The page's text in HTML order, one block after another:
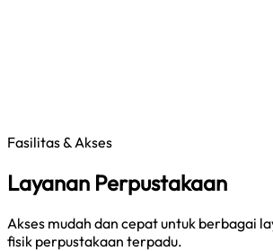
Fasilitas & Akses
Layanan Perpustakaan
Akses mudah dan cepat untuk berbagai
fisik perpustakaan terpadu.